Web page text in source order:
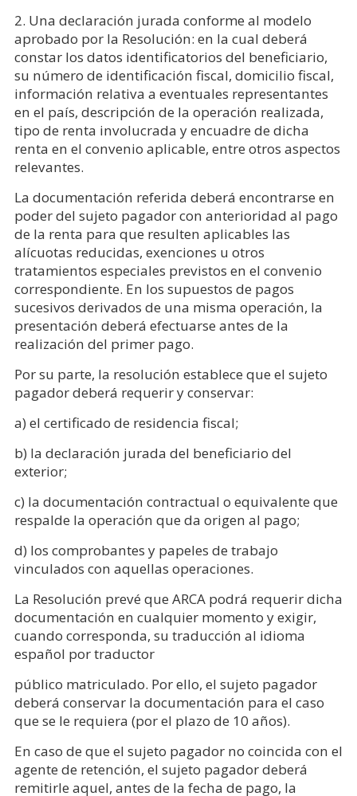
2. Una declaración jurada conforme al modelo
aprobado por la Resolución: en la cual deberá
constar los datos identificatorios del beneficiario,
su número de identificación fiscal, domicilio fiscal,
información relativa a eventuales representantes
en el país, descripción de la operación realizada,
tipo de renta involucrada y encuadre de dicha
renta en el convenio aplicable, entre otros aspectos
relevantes.
La documentación referida deberá encontrarse en
poder del sujeto pagador con anterioridad al pago
de la renta para que resulten aplicables las
alícuotas reducidas, exenciones u otros
tratamientos especiales previstos en el convenio
correspondiente. En los supuestos de pagos
sucesivos derivados de una misma operación, la
presentación deberá efectuarse antes de la
realización del primer pago.
Por su parte, la resolución establece que el sujeto
pagador deberá requerir y conservar:
a) el certificado de residencia fiscal;
b) la declaración jurada del beneficiario del
exterior;
c) la documentación contractual o equivalente que
respalde la operación que da origen al pago;
d) los comprobantes y papeles de trabajo
vinculados con aquellas operaciones.
La Resolución prevé que ARCA podrá requerir dicha
documentación en cualquier momento y exigir,
cuando corresponda, su traducción al idioma
español por traductor
público matriculado. Por ello, el sujeto pagador
deberá conservar la documentación para el caso
que se le requiera (por el plazo de 10 años).
En caso de que el sujeto pagador no coincida con el
agente de retención, el sujeto pagador deberá
remitirle aquel, antes de la fecha de pago, la